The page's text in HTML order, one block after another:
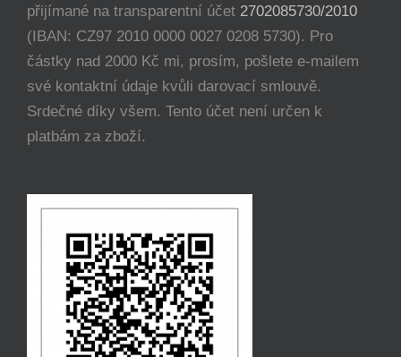
přijímané na transparentní účet 2702085730/2010
(IBAN: CZ97 2010 0000 0027 0208 5730). Pro
částky nad 2000 Kč mi, prosím, pošlete e-mailem
své kontaktní údaje kvůli darovací smlouvě.
Srdečné díky všem. Tento účet není určen k
platbám za zboží.